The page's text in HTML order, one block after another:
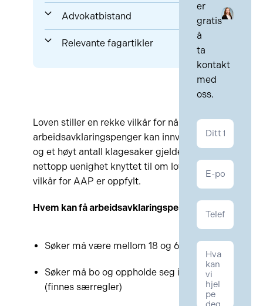
Advokatbistand
Relevante fagartikler
Loven stiller en rekke vilkår for når
arbeidsavklaringspenger kan innvilges,
og et høyt antall klagesaker gjelder
nettopp uenighet knyttet til om lovens
vilkår for AAP er oppfylt.
Hvem kan få arbeidsavklaringspenger?
Søker må være mellom 18 og 67 år
Søker må bo og oppholde seg i Norge
(finnes særregler)
er
gratis
å
ta
kontakt
med
oss.
Kontakt